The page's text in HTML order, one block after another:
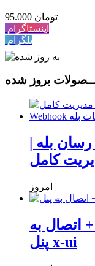
95.000 تومان
اینستاگرام
تلگرام
بروز شده
بله |
امروز
اتصال به
پنل x-ui